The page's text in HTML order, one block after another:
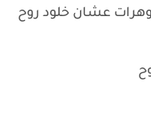
عشان خلود روح